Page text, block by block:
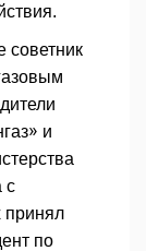
советник
и
с
принял
по